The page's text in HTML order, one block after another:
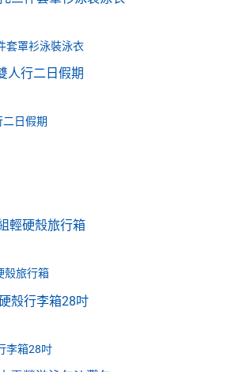
套罩衫泳裝泳衣
二日假期
殼旅行箱
李箱28吋